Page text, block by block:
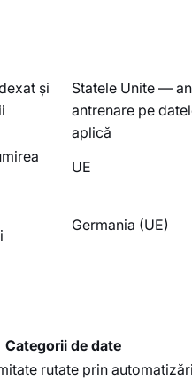
și
Statele Unite —
antrenare pe
aplică
UE
Germania (UE)
Categorii de date
rutate prin